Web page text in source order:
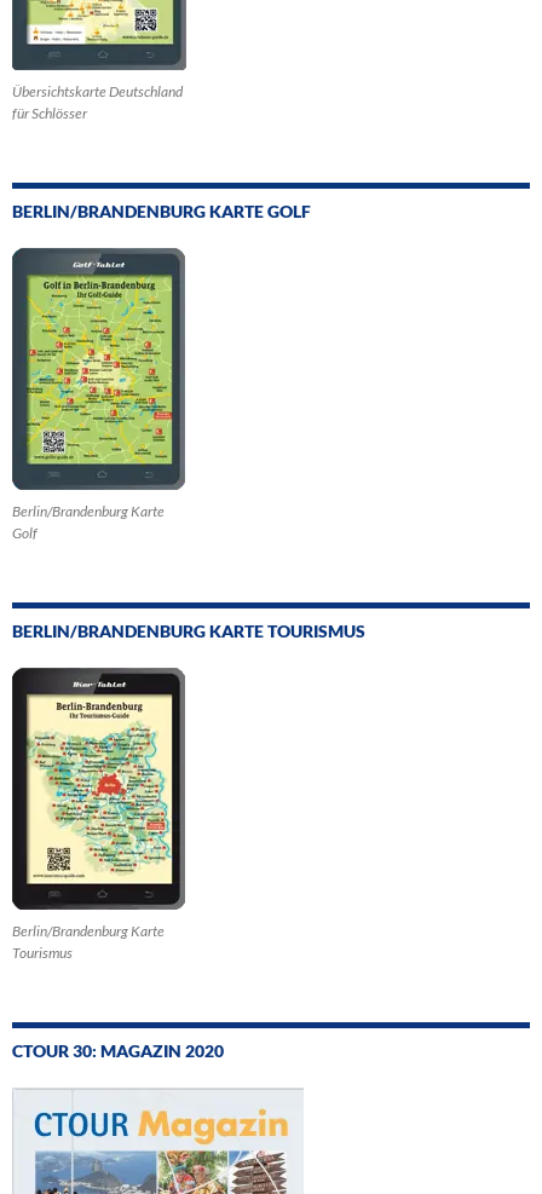
Übersichtskarte Deutschland
für Schlösser
BERLIN/BRANDENBURG KARTE GOLF
Berlin/Brandenburg Karte
Golf
BERLIN/BRANDENBURG KARTE TOURISMUS
Berlin/Brandenburg Karte
Tourismus
CTOUR 30: MAGAZIN 2020